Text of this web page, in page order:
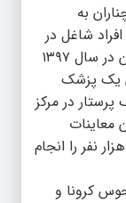
به
شاغل در
شهرک گفت: درمانگاه شهرک صنعتی چناران در سال ۱۳۹۷
یک پزشک
در مرکز
معاینات
ادواری شاغلین واحدهای تولیدی حدود ۴ هزار نفر را انجام
کرونا و